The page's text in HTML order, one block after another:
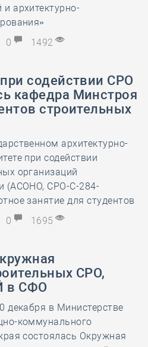
архитектурно-
0 1492
содействии СРО
кафедра Минстроя
строительных
архитектурно-
при содействии
организаций
(АСОНО, СРО-С-284-
занятие для студентов
0 1695
СРО,
в СФО
декабря в Министерстве
коммунального
состоялась Окружная